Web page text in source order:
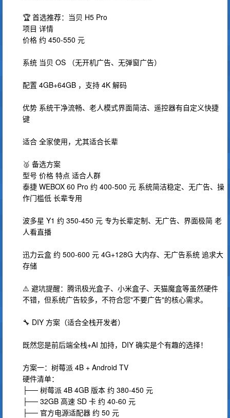
🏆 首选推荐：当贝 H5 Pro
项目 详情
价格 约 450-550 元
系统 当贝 OS （无开机广告、无弹窗广告）
配置 4GB+64GB ，支持 4K 解码
优势 系统干净流畅、老人模式界面简洁、遥控器有自定义快捷
键
适合 全家使用，尤其适合长辈
🥈 备选方案
型号 价格 特点 适合人群
泰捷 WEBOX 60 Pro 约 400-500 元 系统简洁稳定、无广告、操
作门槛低 长辈专用
波多星 Y1 约 350-450 元 专为长辈定制、无广告、界面极简 老
人看直播
迅力云盒 约 500-600 元 4G+128G 大内存、无广告系统 追求大
存储
⚠️ 避坑提醒：腾讯极光盒子、小米盒子、天猫魔盒等虽然硬件
不错，但系统广告较多，不符合您"不要广告"的核心需求。
🔧 DIY 方案（适合全栈开发者）
既然您是前后端全栈+AI 加持，DIY 确实是个有趣的选择！
方案一：树莓派 4B + Android TV
硬件清单：
├── 树莓派 4B 4GB 版本 约 380-450 元
├── 32GB 高速 SD 卡 约 40-60 元
├── 官方电源适配器 约 50 元